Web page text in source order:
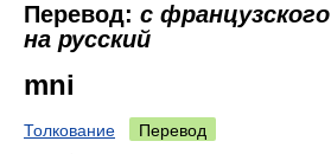
Перевод: с французского
на русский
mni
Толкование Перевод